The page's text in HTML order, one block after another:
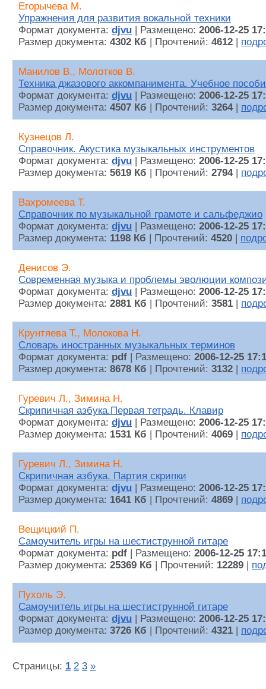
Егорычева М.
Упражнения для развития вокальной техники
Формат документа: djvu | Размещено: 2006-12-25
Размер документа: 4302 Кб | Прочтений: 4612
Манилов В., Молотков В.
Техника джазового аккомпанимента. Учебное
Формат документа: djvu | Размещено: 2006-12-25
Размер документа: 4507 Кб | Прочтений: 3264|
Кузнецов Л.
Справочник. Акустика музыкальных инструментов
Формат документа: djvu | Размещено: 2006-12-25
Размер документа: 5619 Кб | Прочтений: 2794|
Вахромеева Т.
Справочник по музыкальной грамоте и сальфеджио
Формат документа: djvu | Размещено: 2006-12-25
Размер документа: 1198 Кб | Прочтений: 4520
Денисов Э.
Современная музыка и проблемы эволюции
Формат документа: djvu | Размещено: 2006-12-25
Размер документа: 2881 Кб | Прочтений: 3581
Крунтяева Т., Молокова Н.
Словарь иностранных музыкальных терминов
Формат документа: pdf | Размещено: 2006-12-25
Размер документа: 8678 Кб | Прочтений: 3132
Гуревич Л., Зимина Н.
Скрипичная азбука.Первая тетрадь. Клавир
Формат документа: djvu | Размещено: 2006-12-25
Размер документа: 1531 Кб | Прочтений: 4069
Гуревич Л., Зимина Н.
Скрипичная азбука. Партия скрипки
Формат документа: djvu | Размещено: 2006-12-25
Размер документа: 1641 Кб | Прочтений: 4869
Вещицкий П.
Самоучитель игры на шестиструнной гитаре
Формат документа: pdf | Размещено: 2006-12-25
Размер документа: 25369 Кб | Прочтений: 12289
Пухоль Э.
Самоучитель игры на шестиструнной гитаре
Формат документа: djvu | Размещено: 2006-12-25
Размер документа: 3726 Кб | Прочтений: 4321
Страницы: 1 2 3 »